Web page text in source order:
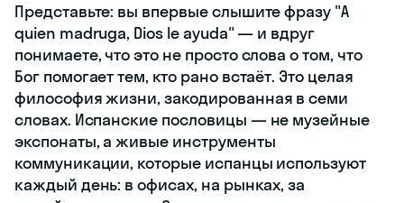
Представьте: вы впервые слышите фразу "A
quien madruga, Dios le ayuda" — и вдруг
понимаете, что это не просто слова о том, что
Бог помогает тем, кто рано встаёт. Это целая
философия жизни, закодированная в семи
словах. Испанские пословицы — не музейные
экспонаты, а живые инструменты
коммуникации, которые испанцы используют
каждый день: в офисах, на рынках, за